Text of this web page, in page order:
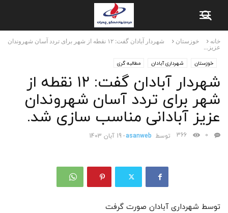
خانه خوزستان
شهردار آبادان گفت: ۱۲ نقطه از شهر برای تردد آسان شهروندان
عزیز...
خوزستان شهرداری آبادان مطالبه گری
شهردار آبادان گفت: ۱۲ نقطه از
شهر برای تردد آسان شهروندان
عزیز آبادانی مناسب سازی شد.
توسط asanweb
- 19 آبان 1403 0
366
توسط شهرداری آبادان صورت گرفت